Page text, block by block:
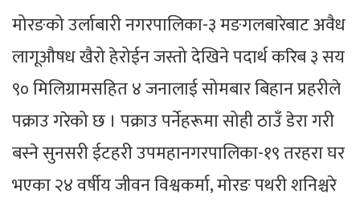
मोरङको उर्लाबारी नगरपालिका-३ मङगलबारेबाट अवैध
लागूऔषध खैरो हेरोईन जस्तो देखिने पदार्थ करिब ३ सय
९० मिलिग्रामसहित ४ जनालाई सोमबार बिहान प्रहरीले
पक्राउ गरेको छ । पक्राउ पर्नेहरूमा सोही ठाउँ डेरा गरी
बस्ने सुनसरी ईटहरी उपमहानगरपालिका-१९ तरहरा घर
भएका २४ वर्षीय जीवन विश्वकर्मा, मोरङ पथरी शनिश्चरे